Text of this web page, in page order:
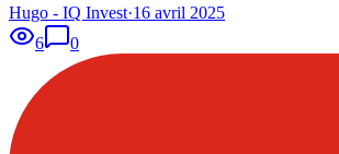
Hugo - IQ Invest·16 avril 2025
6
0